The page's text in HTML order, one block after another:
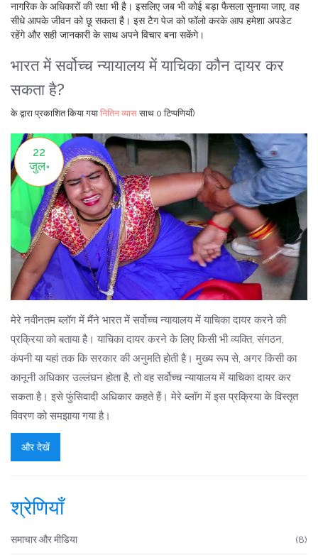
नागरिक के अधिकारों की रक्षा भी है। इसलिए जब भी कोई बड़ा फैसला सुनाया जाए, वह
सीधे आपके जीवन को छू सकता है। इस टैग पेज को फॉलो करके आप हमेशा अपडेट
रहेंगे और सही जानकारी के साथ अपने विचार बना सकेंगे।
भारत में सर्वोच्च न्यायालय में याचिका कौन दायर कर
सकता है?
के द्वारा प्रकाशित किया गया नितिन व्याससाथ 0 टिप्पणियाँ)
22
जुल॰
मेरे नवीनतम ब्लॉग में मैंने भारत में सर्वोच्च न्यायालय में याचिका दायर करने की
प्रक्रिया को बताया है। याचिका दायर करने के लिए किसी भी व्यक्ति, संगठन,
कंपनी या यहां तक कि सरकार की अनुमति होती है। मुख्य रूप से, अगर किसी का
कानूनी अधिकार उल्लंघन होता है, तो वह सर्वोच्च न्यायालय में याचिका दायर कर
सकता है। इसे फुंसिवादी अधिकार कहते हैं। मेरे ब्लॉग में इस प्रक्रिया के विस्तृत
विवरण को समझाया गया है।
और देखें
श्रेणियाँ
समाचार और मीडिया (8)